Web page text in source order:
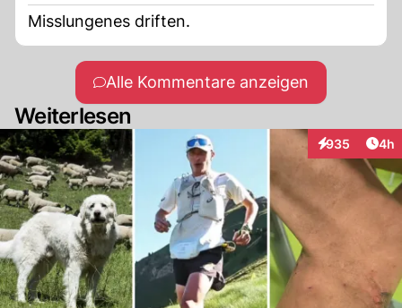
Misslungenes driften.
Alle Kommentare anzeigen
Weiterlesen
935
Interaktionen
4h